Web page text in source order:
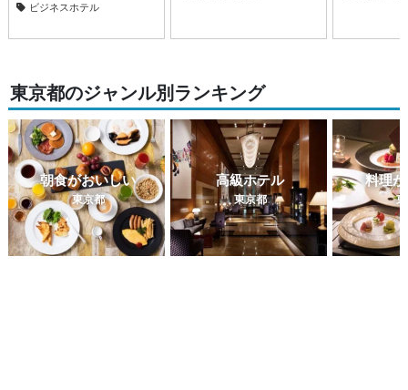
ビジネスホテル
東京都のジャンル別ランキング
朝食がおいしい
東京都
高級ホテル
東京都
料理